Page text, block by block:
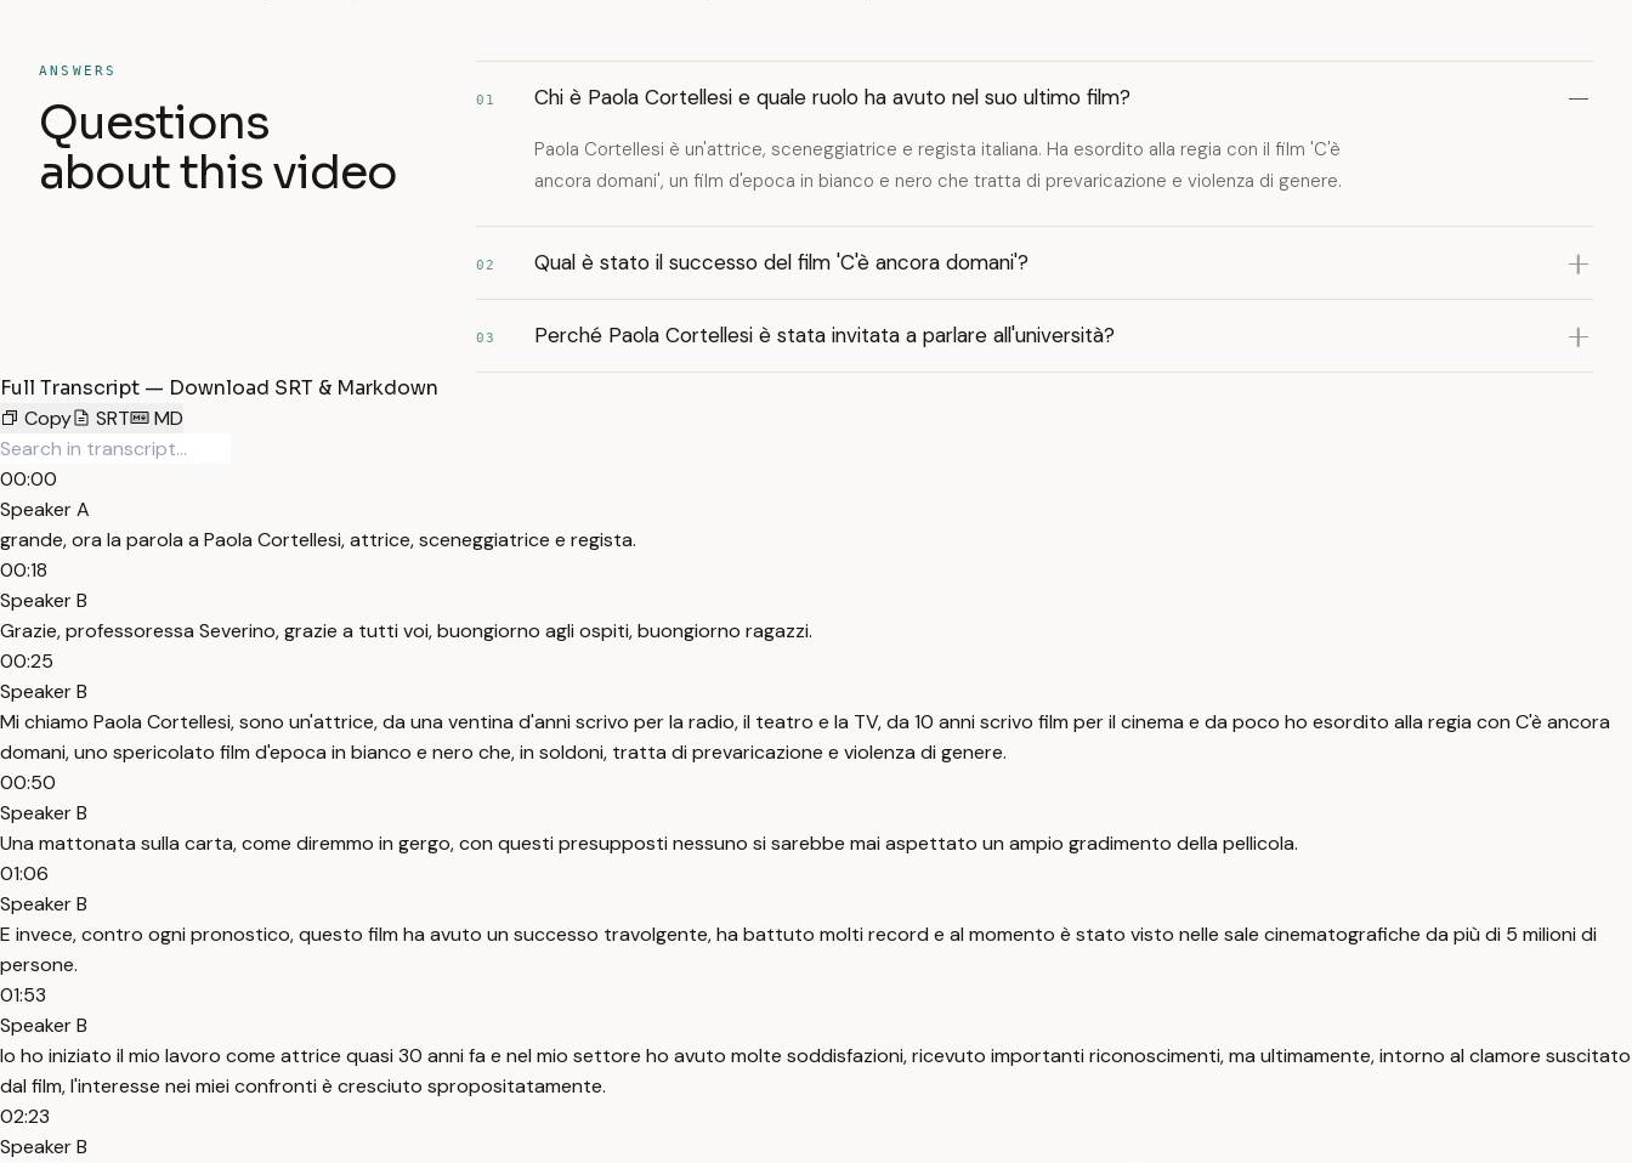
ANSWERS
Questions
about this video
01 Chi è Paola Cortellesi e quale ruolo ha avuto nel suo ultimo film?
Paola Cortellesi è un'attrice, sceneggiatrice e regista italiana. Ha esordito alla regia con il film 'C'è
ancora domani', un film d'epoca in bianco e nero che tratta di prevaricazione e violenza di genere.
02 Qual è stato il successo del film 'C'è ancora domani'?
03 Perché Paola Cortellesi è stata invitata a parlare all'università?
Full Transcript — Download SRT & Markdown
Copy
SRT MD
00:00
Speaker A
grande, ora la parola a Paola Cortellesi, attrice, sceneggiatrice e regista.
00:18
Speaker B
Grazie, professoressa Severino, grazie a tutti voi, buongiorno agli ospiti, buongiorno ragazzi.
00:25
Speaker B
Mi chiamo Paola Cortellesi, sono un'attrice, da una ventina d'anni scrivo per la radio, il teatro e la TV, da 10 anni scrivo film per il cinema e da poco ho esordito alla regia con C'è ancora
domani, uno spericolato film d'epoca in bianco e nero che, in soldoni, tratta di prevaricazione e violenza di genere.
00:50
Speaker B
Una mattonata sulla carta, come diremmo in gergo, con questi presupposti nessuno si sarebbe mai aspettato un ampio gradimento della pellicola.
01:06
Speaker B
E invece, contro ogni pronostico, questo film ha avuto un successo travolgente, ha battuto molti record e al momento è stato visto nelle sale cinematografiche da più di 5 milioni di
persone.
01:53
Speaker B
Io ho iniziato il mio lavoro come attrice quasi 30 anni fa e nel mio settore ho avuto molte soddisfazioni, ricevuto importanti riconoscimenti, ma ultimamente, intorno al clamore suscitato
dal film, l'interesse nei miei confronti è cresciuto spropositatamente.
02:23
Speaker B